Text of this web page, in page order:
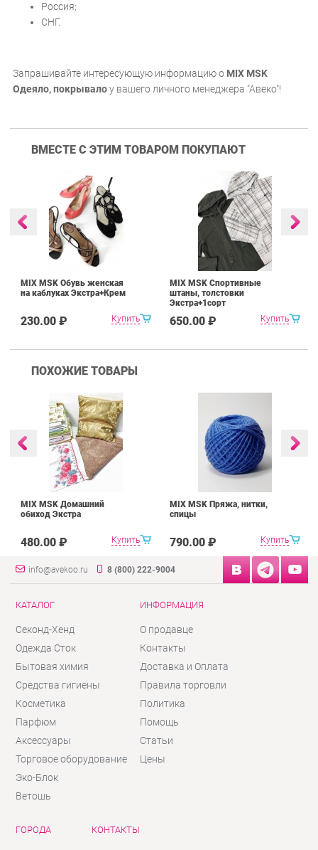
Россия;
СНГ.
Запрашивайте интересующую информацию о MIX MSK
Одеяло, покрывалоу вашего личного менеджера "Авеко"!
ВМЕСТЕ С ЭТИМ ТОВАРОМ ПОКУПАЮТ
Купить
MIX MSK Обувь женская
на каблуках Экстра+Крем
230.00 ₽ Купить
MIX MSK Спортивные
штаны, толстовки
Экстра+1сорт
650.00 ₽
ПОХОЖИЕ ТОВАРЫ
Купить
MIX MSK Домашний
обиход Экстра
480.00 ₽ Купить
MIX MSK Пряжа, нитки,
спицы
790.00 ₽
info@avekoo.ru 8 (800) 222-9004
КАТАЛОГ
Секонд-Хенд
Одежда Сток
Бытовая химия
Средства гигиены
Косметика
Парфюм
Аксессуары
Торговое оборудование
Эко-Блок
Ветошь
ИНФОРМАЦИЯ
О продавце
Контакты
Доставка и Оплата
Правила торговли
Политика
Помощь
Статьи
Цены
ГОРОДА КОНТАКТЫ